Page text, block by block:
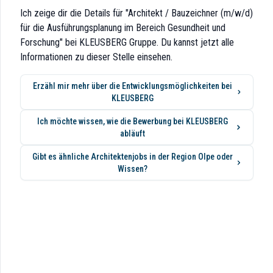
damit Bauzeiten um rund 70 Prozent gegenüber
Zusammenarbeit und klare Strukturen, um
oder Pflegeeinrichtungen und entwickeln technisch durchdachte
Ich zeige dir die Details für "Architekt / Bauzeichner (m/w/d)
für die Ausführungsplanung im Bereich Gesundheit und
Forschung" bei KLEUSBERG Gruppe. Du kannst jetzt alle
Informationen zu dieser Stelle einsehen.
Erzähl mir mehr über die Entwicklungsmöglichkeiten bei
KLEUSBERG
Ich möchte wissen, wie die Bewerbung bei KLEUSBERG
abläuft
Gibt es ähnliche Architektenjobs in der Region Olpe oder
Wissen?